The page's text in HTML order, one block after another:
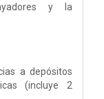
y la
a depósitos
(incluye 2